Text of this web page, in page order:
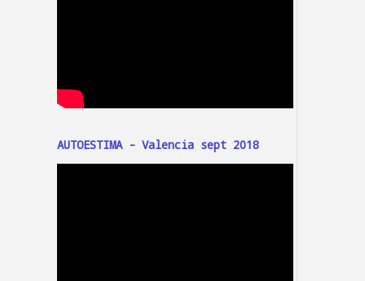
AUTOESTIMA - Valencia sept 2018